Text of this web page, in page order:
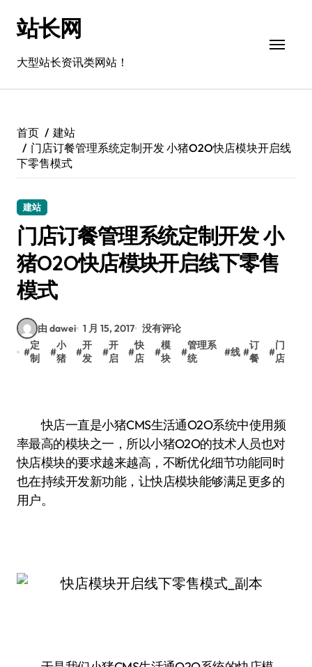
站长网
大型站长资讯类网站！
首页
建站
门店订餐管理系统定制开发 小猪O2O快店模块开启线
下零售模式
建站
门店订餐管理系统定制开发 小
猪O2O快店模块开启线下零售
模式
由 dawei 1 月 15, 2017 没有评论
#
定
制
#
小
猪
#
开
发
#
开
启
#
快
店
#
模
块
#
管理系
统
#线 #
订
餐
#
门
店
快店一直是小猪CMS生活通O2O系统中使用频
率最高的模块之一，所以小猪O2O的技术人员也对
快店模块的要求越来越高，不断优化细节功能同时
也在持续开发新功能，让快店模块能够满足更多的
用户。